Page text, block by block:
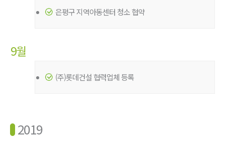
은평구 지역아동센터 청소 협약
9월
(주)롯데건설 협력업체 등록
2019